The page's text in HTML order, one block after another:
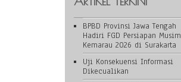
BPBD Provinsi Jawa Tengah
Hadiri FGD Persiapan Musim
Kemarau 2026 di Surakarta
Uji Konsekuensi Informasi
Dikecualikan